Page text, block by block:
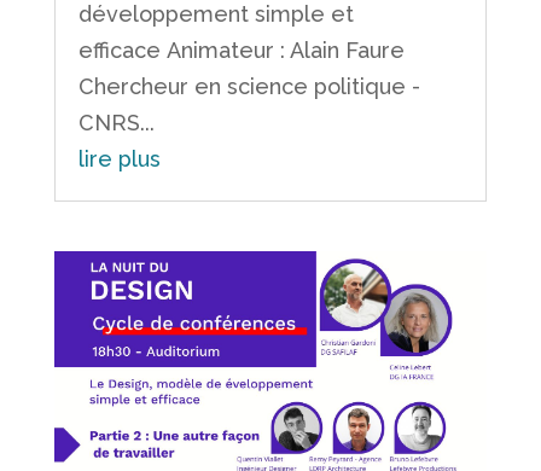
développement simple et
efficace Animateur : Alain Faure
Chercheur en science politique -
CNRS...
lire plus